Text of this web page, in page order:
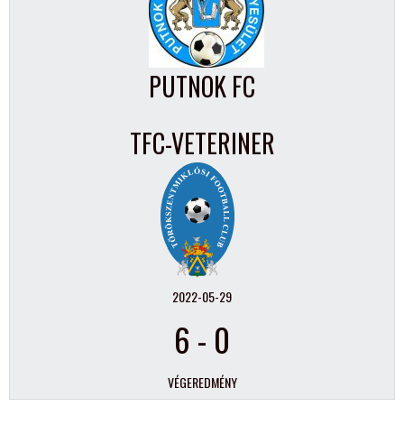
PUTNOK FC
TFC-VETERINER
2022-05-29
6 - 0
VÉGEREDMÉNY